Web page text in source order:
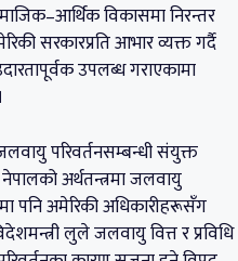
विकासमा निरन्तर
सरकारप्रति आभार व्यक्त गर्दै
उपलब्ध गराएकामा
परिवर्तनसम्बन्धी संयुक्त
अर्थतन्त्रमा जलवायु
पनि अमेरिकी अधिकारीहरूसँग
लुले जलवायु वित्त र प्रविधि